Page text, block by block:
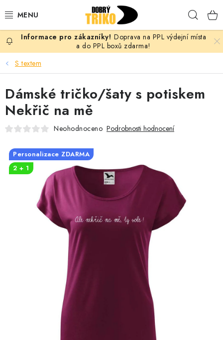
na
PRO ŽENY
PRO MUŽE
PRO DĚTI
PRO PÁRY
VLASTNÍ MOTIV
OKAMŽITĚ K ODBĚRU
MÁM SRDCE POMÁHÁM
Doprava na PPL výdejní místa
a do PPL boxů zdarma!
S textem
Dámské tričko/šaty s potiskem
Nekřič na mě
Neohodnoceno Podrobnosti hodnocení
Personalizace ZDARMA
2 + 1